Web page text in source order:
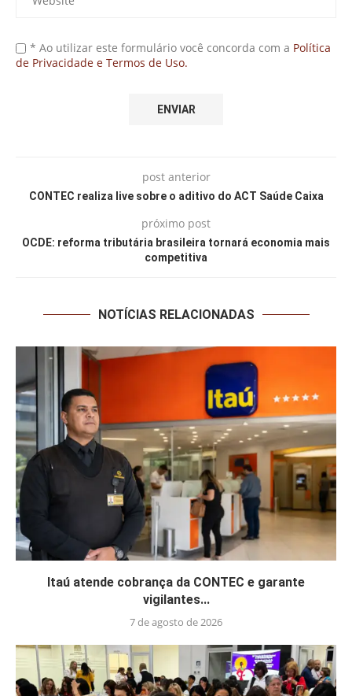
* Ao utilizar este formulário você concorda com a Política
de Privacidade e Termos de Uso.
post anterior
CONTEC realiza live sobre o aditivo do ACT Saúde Caixa
próximo post
OCDE: reforma tributária brasileira tornará economia mais
competitiva
NOTÍCIAS RELACIONADAS
Itaú atende cobrança da CONTEC e garante
vigilantes...
7 de agosto de 2026